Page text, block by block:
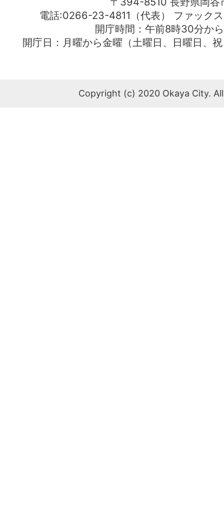
電話:0266-23-4811（代表） ファッ
開庁時間：午前8時30分か
開庁日：月曜から金曜（土曜日、日曜日、
Copyright (c) 2020 Okaya City.